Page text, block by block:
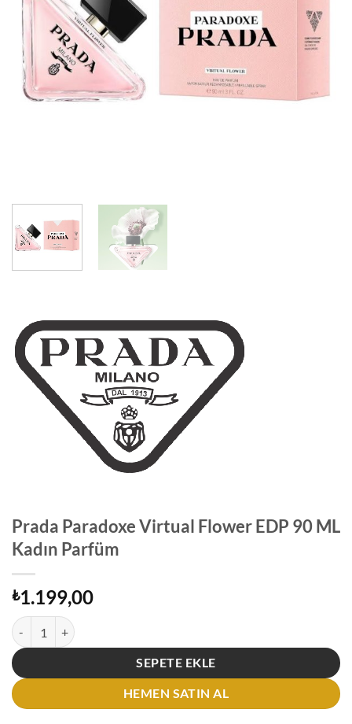
Prada Paradoxe Virtual Flower EDP 90 ML
Kadın Parfüm
₺1.199,00
Prada Paradoxe Virtual Flower EDP 90 ML Kadın Parfüm adet
SEPETE EKLE
HEMEN SATIN AL